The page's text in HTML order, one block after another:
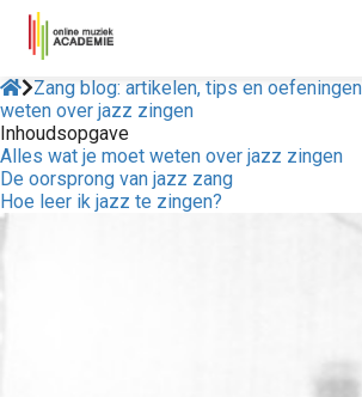
Zang blog: artikelen, tips en oefeningen
weten over jazz zingen
Inhoudsopgave
Alles wat je moet weten over jazz zingen
De oorsprong van jazz zang
Hoe leer ik jazz te zingen?